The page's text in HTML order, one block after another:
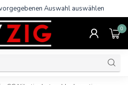
Auswahl auswählen
0